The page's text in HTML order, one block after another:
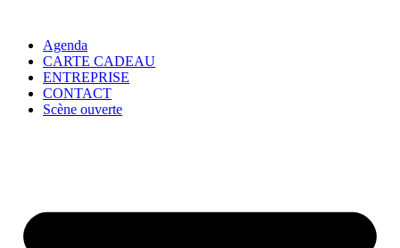
Agenda
CARTE CADEAU
ENTREPRISE
CONTACT
Scène ouverte